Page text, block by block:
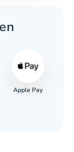
Apple Pay